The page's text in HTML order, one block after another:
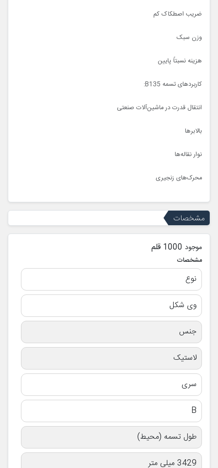
ضریب اصطکاک کم
وزن سبک
هزینه نسبتاً پایین
کاربردهای تسمه B135:
انتقال قدرت در ماشین‌آلات صنعتی
بالابرها
نوار نقاله‌ها
محرک‌های زنجیری
مشخصات
موجود 1000 قلم
مشخصات
نوع
وی شکل
جنس
لاستیک
سری
B
طول تسمه (محیط)
3429 میلی متر